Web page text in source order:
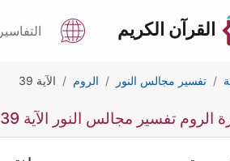
القرآن الكريم التفاسير
تفسير مجالس النور الروم الآية 39
الروم تفسير مجالس النور الآية 39